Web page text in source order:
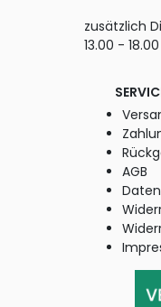
zusätzlich
13.00 - 18.00
AGB